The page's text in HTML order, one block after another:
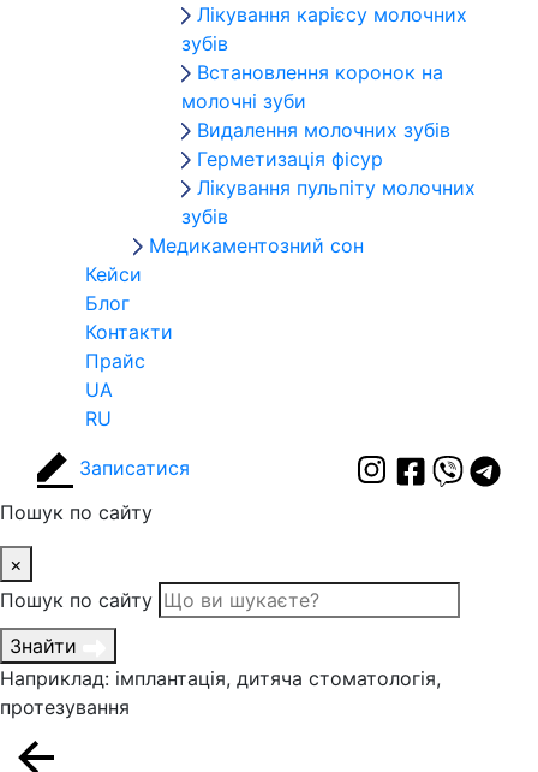
Лікування карієсу молочних
зубів
Встановлення коронок на
молочні зуби
Видалення молочних зубів
Герметизація фісур
Лікування пульпіту молочних
зубів
Медикаментозний сон
Кейси
Блог
Контакти
Прайс
UA
RU
Записатися
Пошук по сайту
×
Пошук по сайту
Знайти
Наприклад: імплантація, дитяча стоматологія,
протезування